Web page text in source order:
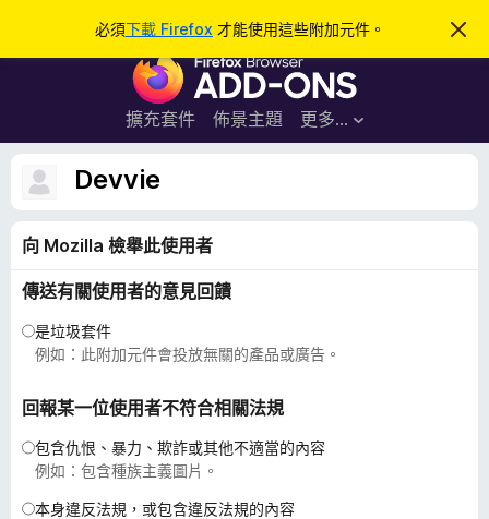
必須下載 Firefox 才能使用這些附加元件。
忽
此
F
r
e
加
件
擴充套件 佈景主題 更多…
登入
Devvie
向 Mozilla 檢舉此使用者
傳送有關使用者的意見回饋
是垃圾套件
例如：此附加元件會投放無關的產品或廣告。
回報某一位使用者不符合相關法規
包含仇恨、暴力、欺詐或其他不適當的內容
例如：包含種族主義圖片。
本身違反法規，或包含違反法規的內容